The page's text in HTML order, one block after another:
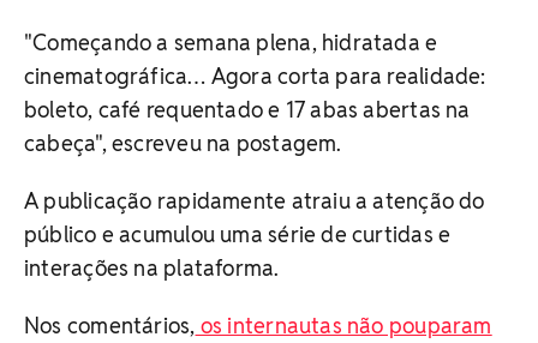
"Começando a semana plena, hidratada e
cinematográfica… Agora corta para realidade:
boleto, café requentado e 17 abas abertas na
cabeça", escreveu na postagem.
A publicação rapidamente atraiu a atenção do
público e acumulou uma série de curtidas e
interações na plataforma.
Nos comentários, os internautas não pouparam